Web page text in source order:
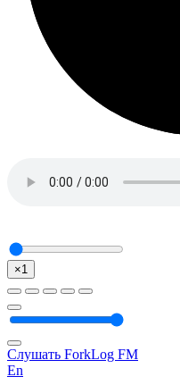
×1
Слушать ForkLog FM
En